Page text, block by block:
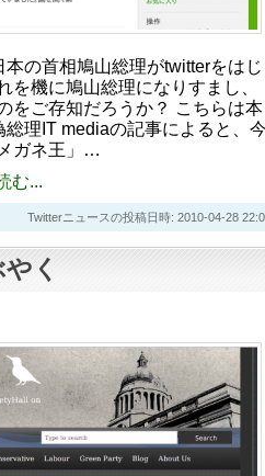
の首相鳩山総理がtwitterをはじ
を機に鳩山総理になりすまし、
をご存知だろうか？ こちらは本
理IT mediaの記事によると、
ガネ王」…
む...
Twitterニュースの投稿日時: 2010-04-28
く